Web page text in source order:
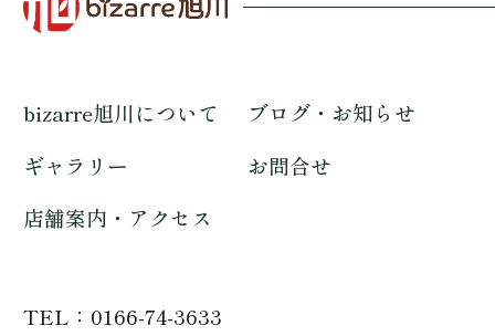
bizarre旭川について
ブログ・お知らせ
ギャラリー
お問合せ
店舗案内・アクセス
TEL
0166-74-3633